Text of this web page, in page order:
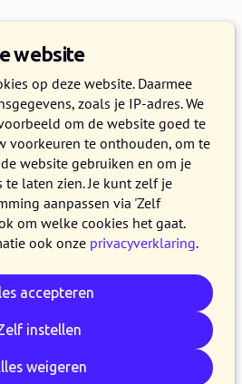
website
op deze website. Daarmee
zoals je IP-adres. We
om de website goed te
voorkeuren te onthouden, om te
website gebruiken en om je
laten zien. Je kunt zelf je
aanpassen via 'Zelf
om welke cookies het gaat.
ook onze privacyverklaring.
accepteren
instellen
weigeren
Jan Willem Janse